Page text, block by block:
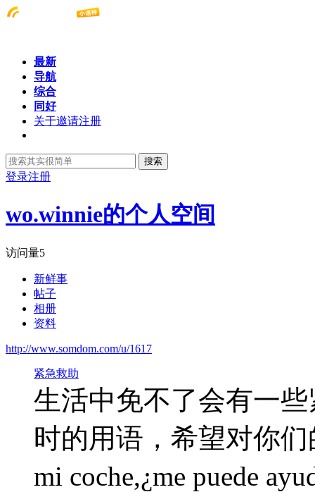
最新
导航
综合
同好
关于邀请注册
搜索
登录注册
wo.winnie的个人空间
访问量5
新鲜事
帖子
相册
资料
http://www.somdom.com/u/1617
紧急救助
生活中免不了会有一
时的用语，希望对你们
mi coche,¿me puede